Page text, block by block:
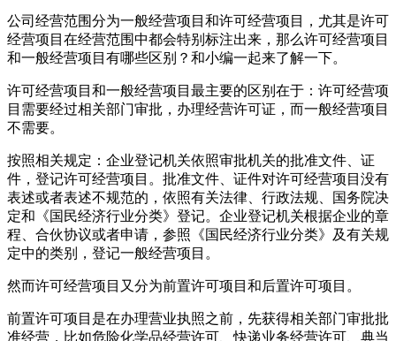
公司经营范围分为一般经营项目和许可经营项目，尤其是许可
经营项目在经营范围中都会特别标注出来，那么许可经营项目
和一般经营项目有哪些区别？和小编一起来了解一下。
许可经营项目和一般经营项目最主要的区别在于：许可经营项
目需要经过相关部门审批，办理经营许可证，而一般经营项目
不需要。
按照相关规定：企业登记机关依照审批机关的批准文件、证
件，登记许可经营项目。批准文件、证件对许可经营项目没有
表述或者表述不规范的，依照有关法律、行政法规、国务院决
定和《国民经济行业分类》登记。企业登记机关根据企业的章
程、合伙协议或者申请，参照《国民经济行业分类》及有关规
定中的类别，登记一般经营项目。
然而许可经营项目又分为前置许可项目和后置许可项目。
前置许可项目是在办理营业执照之前，先获得相关部门审批批
准经营，比如危险化学品经营许可、快递业务经营许可、典当